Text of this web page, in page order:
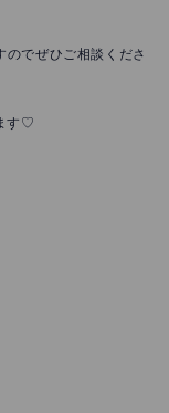
のでぜひご相談くださ
す♡